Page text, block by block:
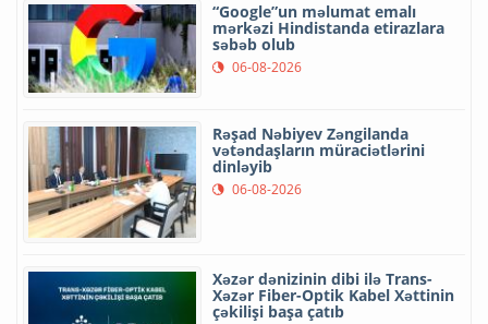
“Google”un məlumat emalı
mərkəzi Hindistanda etirazlara
səbəb olub
06-08-2026
Rəşad Nəbiyev Zəngilanda
vətəndaşların müraciətlərini
dinləyib
06-08-2026
Xəzər dənizinin dibi ilə Trans-
Xəzər Fiber-Optik Kabel Xəttinin
çəkilişi başa çatıb